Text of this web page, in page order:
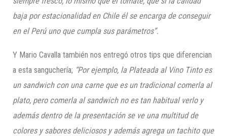
baja por estacionalidad en Chile él se encarga de conseguir
en el Perú uno que cumpla sus parámetros”.
Y Mario Cavalla también nos entregó otros tips que diferencian
a esta sanguchería; “Por ejemplo, la Plateada al Vino Tinto es
un sandwich con una carne que es un tradicional comerla al
plato, pero comerla al sandwich no es tan habitual verlo y
además dentro de la presentación se ve una multitud de
colores y sabores deliciosos y además agrega un tachito que